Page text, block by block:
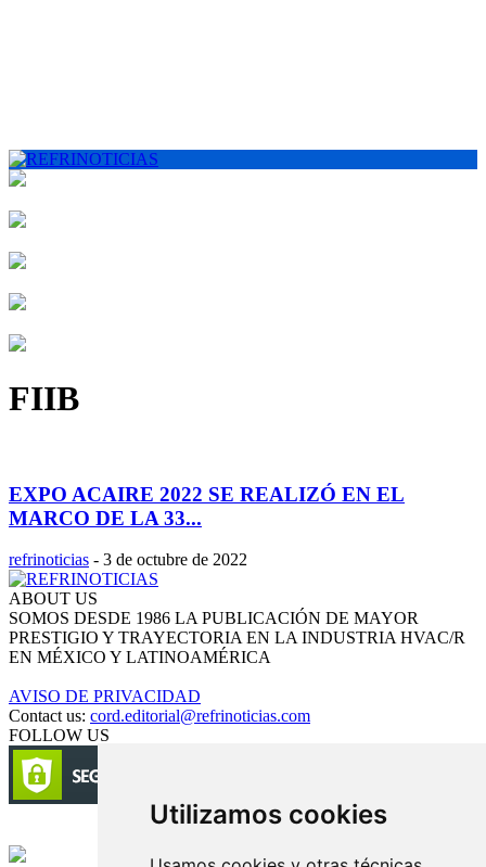
Utilizamos cookies
FIIB
EXPO ACAIRE 2022 SE REALIZÓ EN EL
MARCO DE LA 33...
refrinoticias - 3 de octubre de 2022
ABOUT US
SOMOS DESDE 1986 LA PUBLICACIÓN DE MAYOR
PRESTIGIO Y TRAYECTORIA EN LA INDUSTRIA HVAC/R
EN MÉXICO Y LATINOAMÉRICA
AVISO DE PRIVACIDAD
Contact us: cord.editorial@refrinoticias.com
FOLLOW US